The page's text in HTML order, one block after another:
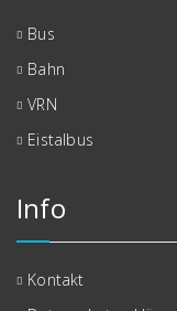
Bus
Bahn
VRN
Eistalbus
Info
Kontakt